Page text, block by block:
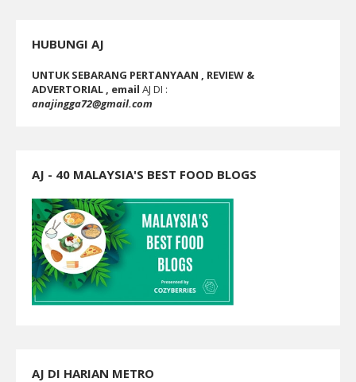
HUBUNGI AJ
UNTUK SEBARANG PERTANYAAN , REVIEW &
ADVERTORIAL , email AJ DI :
anajingga72@gmail.com
AJ - 40 MALAYSIA'S BEST FOOD BLOGS
AJ DI HARIAN METRO